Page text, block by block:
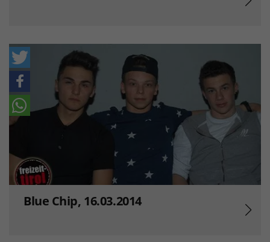
Blue Chip, 16.03.2014